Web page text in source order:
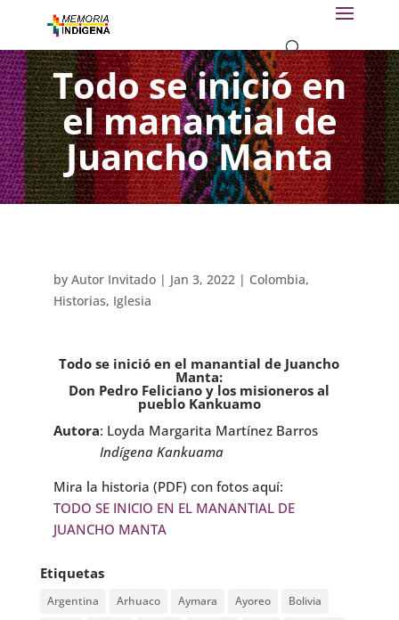
Todo se inició en
el manantial de
Juancho Manta
by Autor Invitado| Jan 3, 2022 | Colombia,
Historias, Iglesia
Todo se inició en el manantial de Juancho
Manta:
Don Pedro Feliciano y los misioneros al
pueblo Kankuamo
Autora: Loyda Margarita Martínez Barros
Indígena Kankuama
Mira la historia (PDF) con fotos aquí:
TODO SE INICIO EN EL MANANTIAL DE
JUANCHO MANTA
Etiquetas
Argentina Arhuaco Aymara Ayoreo
Bolivia